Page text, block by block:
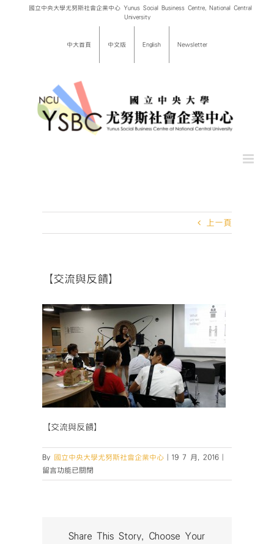
國立中央大學尤努斯社會企業中心 Yunus Social Business Centre, National Central
University
中大首頁 中文版 English Newsletter
上一頁
【交流與反饋】
【交流與反饋】
By 國立中央大學尤努斯社會企業中心 19 7 月, 2016
流
留言功能已關閉
Share This Story, Choose Your